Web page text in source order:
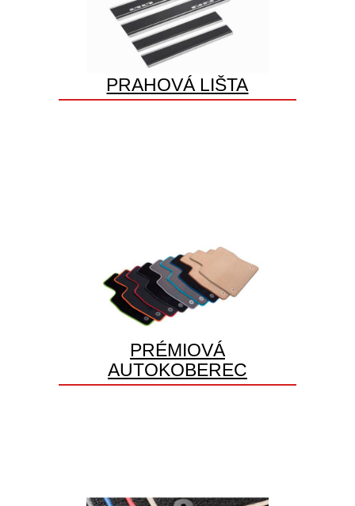
PRAHOVÁ LIŠTA
PRÉMIOVÁ
AUTOKOBEREC